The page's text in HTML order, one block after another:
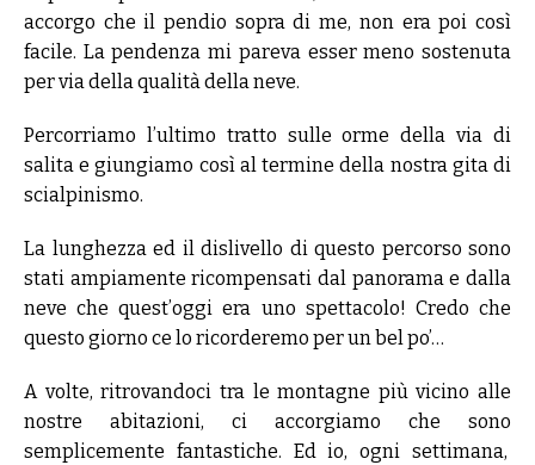
accorgo che il pendio sopra di me, non era poi così
facile. La pendenza mi pareva esser meno sostenuta
per via della qualità della neve.
Percorriamo l’ultimo tratto sulle orme della via di
salita e giungiamo così al termine della nostra gita di
scialpinismo.
La lunghezza ed il dislivello di questo percorso sono
stati ampiamente ricompensati dal panorama e dalla
neve che quest’oggi era uno spettacolo! Credo che
questo giorno ce lo ricorderemo per un bel po’…
A volte, ritrovandoci tra le montagne più vicino alle
nostre abitazioni, ci accorgiamo che sono
semplicemente fantastiche. Ed io, ogni settimana,